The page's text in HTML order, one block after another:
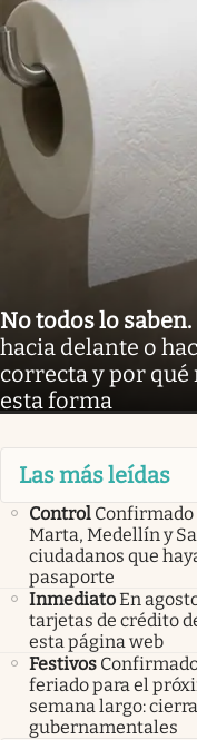
No todos lo saben.
hacia delante o
correcta y por
esta forma
Las más leídas
Control Confirmado
Marta, Medellín y
ciudadanos que
pasaporte
InmediatoEn
tarjetas de crédito
esta página web
Festivos
feriado para el
semana largo:
gubernamentales